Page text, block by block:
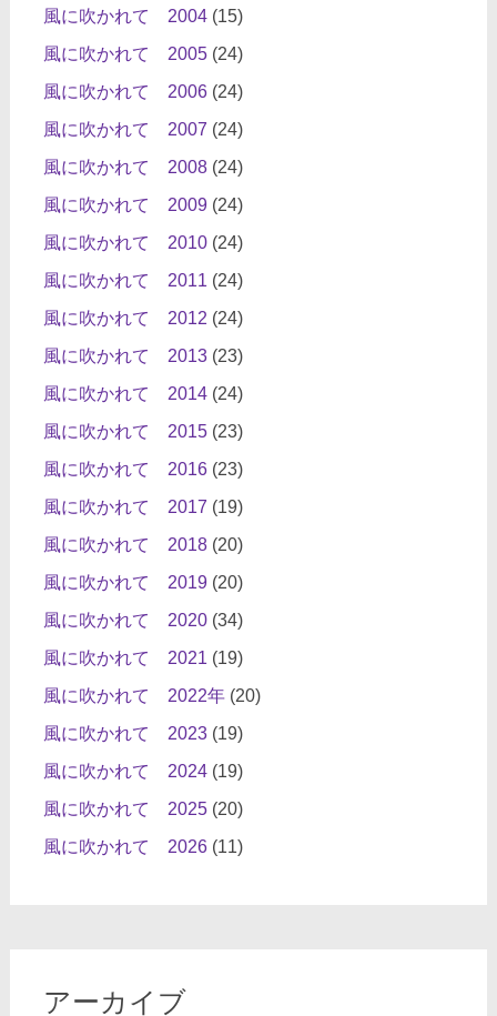
風に吹かれて 2004(15)
風に吹かれて 2005(24)
風に吹かれて 2006(24)
風に吹かれて 2007 (24)
風に吹かれて 2008(24)
風に吹かれて 2009(24)
風に吹かれて 2010(24)
風に吹かれて 2011 (24)
風に吹かれて 2012 (24)
風に吹かれて 2013(23)
風に吹かれて 2014(24)
風に吹かれて 2015(23)
風に吹かれて 2016(23)
風に吹かれて 2017 (19)
風に吹かれて 2018(20)
風に吹かれて 2019(20)
風に吹かれて 2020(34)
風に吹かれて 2021 (19)
風に吹かれて 2022年(20)
風に吹かれて 2023(19)
風に吹かれて 2024(19)
風に吹かれて 2025(20)
風に吹かれて 2026(11)
アーカイブ